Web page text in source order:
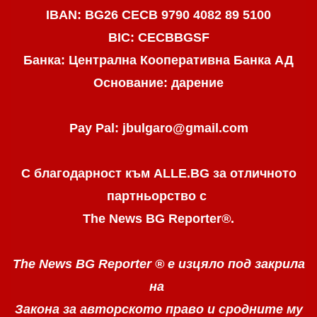
IBAN: BG26 CECB 9790 4082 89 5100
BIC: CECBBGSF
Банка: Централна Кооперативна Банка АД
Основание: дарение
Pay Pal: jbulgaro@gmail.com
С благодарност към ALLE.BG за отличното
партньорство с
The News BG Reporter®.
The News BG Reporter ® е изцяло под закрила
на
Закона за авторското право и сродните му